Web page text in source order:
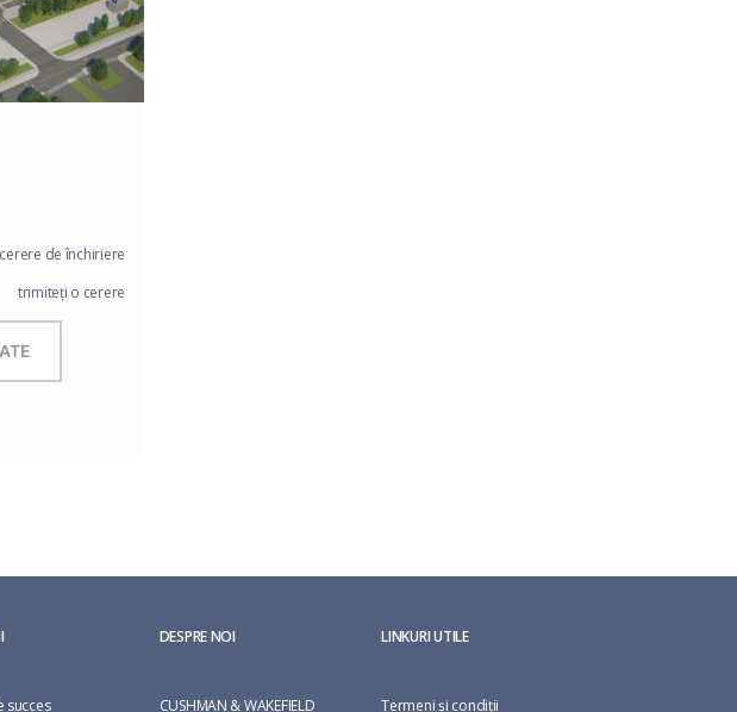
cerere de închiriere
trimiteți o cerere
succes
DESPRE NOI
CUSHMAN & WAKEFIELD
LINKURI UTILE
Termeni și condiții